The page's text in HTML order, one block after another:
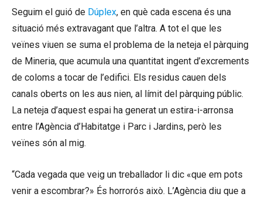
Seguim el guió de Dúplex, en què cada escena és una
situació més extravagant que l’altra. A tot el que les
veïnes viuen se suma el problema de la neteja el pàrquing
de Mineria, que acumula una quantitat ingent d’excrements
de coloms a tocar de l’edifici. Els residus cauen dels
canals oberts on les aus nien, al límit del pàrquing públic.
La neteja d’aquest espai ha generat un estira-i-arronsa
entre l’Agència d’Habitatge i Parc i Jardins, però les
veïnes són al mig.
“Cada vegada que veig un treballador li dic «que em pots
venir a escombrar?» És horrorós això. L’Agència diu que a